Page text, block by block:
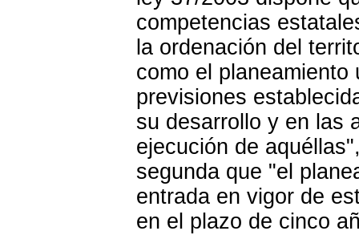
competencias
la ordenación del
como el
previsiones
su desarrollo y en las
ejecución de
segunda que "el
entrada en vigor de
en el plazo de cinco